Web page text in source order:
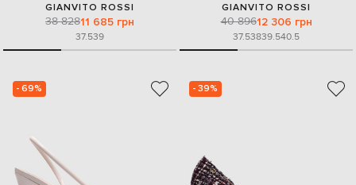
GIANVITO ROSSI
38 82811 685 грн
37.539
GIANVITO ROSSI
40 89612 306 грн
37.53839.540.5
- 69% - 39%